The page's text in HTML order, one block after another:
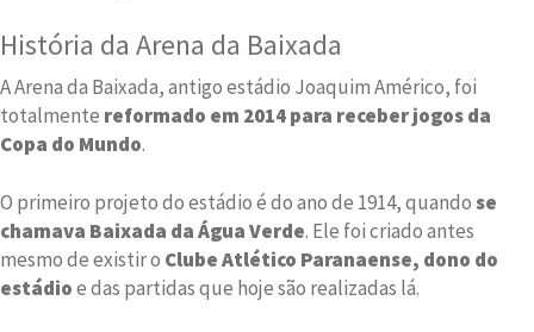
História da Arena da Baixada
A Arena da Baixada, antigo estádio Joaquim Américo, foi
totalmente reformado em 2014 para receber jogos da
Copa do Mundo.
O primeiro projeto do estádio é do ano de 1914, quandose
chamava Baixada da Água Verde. Ele foi criado antes
mesmo de existir o Clube Atlético Paranaense, dono do
estádioe das partidas que hoje são realizadas lá.